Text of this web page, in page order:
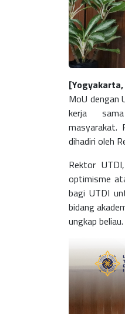
MoU dengan
kerja
masyarakat.
dihadiri oleh
Rektor
optimisme
bagi UTDI
bidang
ungkap beliau.